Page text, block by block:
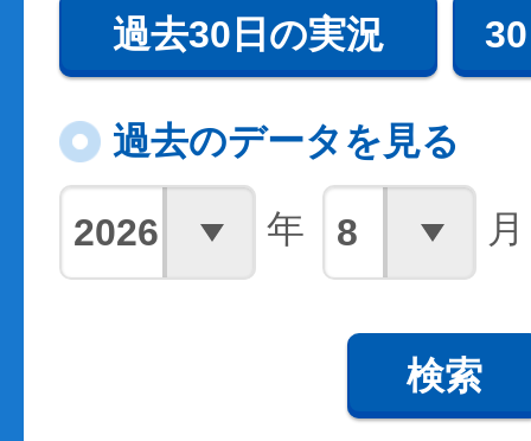
過去30日の実況
過去のデータを見る
年 月
検索